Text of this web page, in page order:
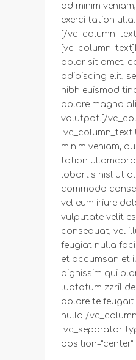
ad minim
exerci tation ulla.
[/
dolor sit amet,
adipiscing elit,
nibh euismod
dolore magna
volutpat.[/
minim veniam,
tation
lobortis nisl ut
commodo
vel eum iriure
vulputate velit
consequat, vel
feugiat nulla
et accumsan et
dignissim qui
luptatum zzril
dolore te feugait
nulla[/
[vc_separator
position=”center”